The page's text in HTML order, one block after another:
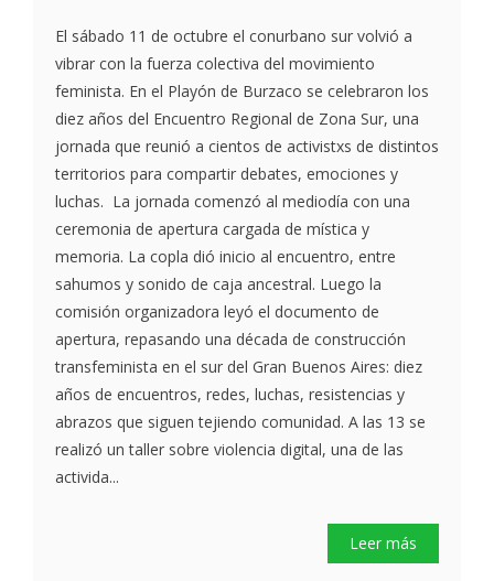
El sábado 11 de octubre el conurbano sur volvió a
vibrar con la fuerza colectiva del movimiento
feminista. En el Playón de Burzaco se celebraron los
diez años del Encuentro Regional de Zona Sur, una
jornada que reunió a cientos de activistxs de distintos
territorios para compartir debates, emociones y
luchas. La jornada comenzó al mediodía con una
ceremonia de apertura cargada de mística y
memoria. La copla dió inicio al encuentro, entre
sahumos y sonido de caja ancestral. Luego la
comisión organizadora leyó el documento de
apertura, repasando una década de construcción
transfeminista en el sur del Gran Buenos Aires: diez
años de encuentros, redes, luchas, resistencias y
abrazos que siguen tejiendo comunidad. A las 13 se
realizó un taller sobre violencia digital, una de las
activida...
Leer más